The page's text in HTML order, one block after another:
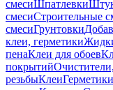
смесиШпатлевки
смесиСтроительные
смесиГрунтовки
клеи, герметики
пенаКлеи для обоев
покрытий
резьбыКлеи